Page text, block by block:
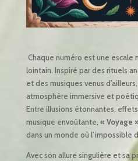
Chaque numéro est une escale
lointain. Inspiré par des rituels
et des musiques venus
atmosphère immersive et
Entre illusions étonnantes,
musique envoûtante, « Voyage
dans un monde où l’impossible
Avec son allure singulière et sa